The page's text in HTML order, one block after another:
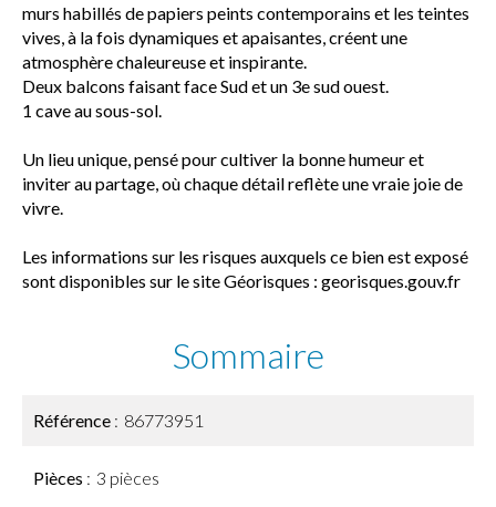
murs habillés de papiers peints contemporains et les teintes
vives, à la fois dynamiques et apaisantes, créent une
atmosphère chaleureuse et inspirante.
Deux balcons faisant face Sud et un 3e sud ouest.
1 cave au sous-sol.
Un lieu unique, pensé pour cultiver la bonne humeur et
inviter au partage, où chaque détail reflète une vraie joie de
vivre.
Les informations sur les risques auxquels ce bien est exposé
sont disponibles sur le site Géorisques : georisques.gouv.fr
Sommaire
Référence 86773951
Pièces 3 pièces